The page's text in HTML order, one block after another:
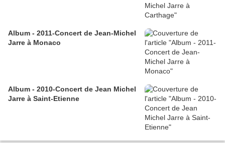
Album - 2011-Concert de Jean-Michel
Jarre à Monaco
Album - 2010-Concert de Jean Michel
Jarre à Saint-Etienne